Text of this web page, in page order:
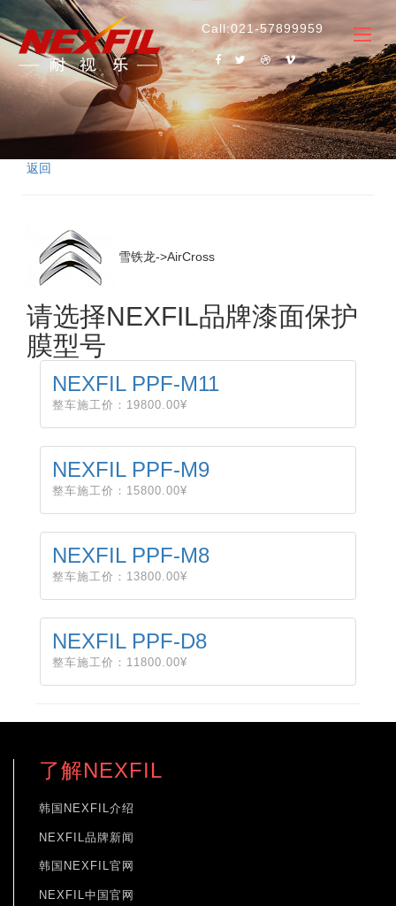
Call:021-57899959
返回
雪铁龙->AirCross
请选择NEXFIL品牌漆面保护
膜型号
NEXFIL PPF-M11
整车施工价：19800.00¥
NEXFIL PPF-M9
整车施工价：15800.00¥
NEXFIL PPF-M8
整车施工价：13800.00¥
NEXFIL PPF-D8
整车施工价：11800.00¥
了解NEXFIL
韩国NEXFIL介绍
NEXFIL品牌新闻
韩国NEXFIL官网
NEXFIL中国官网